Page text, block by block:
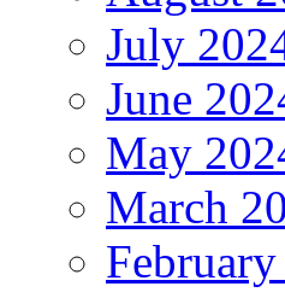
July
June
May
March